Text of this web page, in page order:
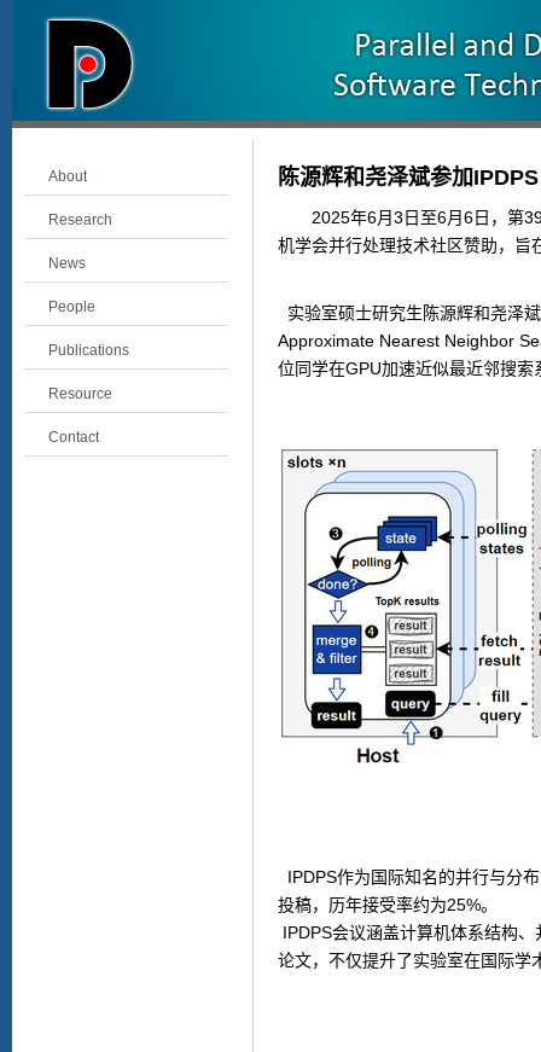
About
Research
News
People
Publications
Resource
Contact
陈源辉和尧泽斌参加
2025年6月3 日至6月6日，第
机学会并行处理技术社区赞助，旨
实验室硕士研究生陈源辉和尧泽
Approximate Nearest Neighbor
位同学在GPU加速近似最近邻搜索
IPDPS作为国际知名的并行与分
投稿，历年接受率约为25%。
IPDPS会议涵盖计算机体系结构
论文，不仅提升了实验室在国际学